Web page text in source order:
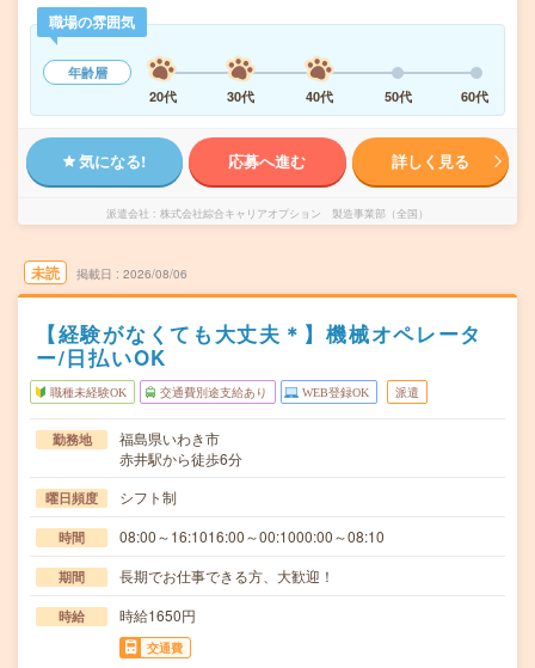
職場の雰囲気
年齢層
20代
30代 40代 50代 60代
気になる! 応募へ進む 詳しく見る
派遣会社 株式会社綜合キャリアオプション 製造事業部（全国）
未読 掲載日 2026/08/06
【経験がなくても大丈夫＊】機械オペレータ
ー/日払いOK
職種未経験OK 交通費別途支給あり WEB登録OK 派遣
勤務地
福島県いわき市
赤井駅から徒歩6分
曜日頻度 シフト制
時間 08:00～16:1016:00～00:1000:00～08:10
期間 長期でお仕事できる方、大歓迎！
時給 時給1650円
交通費